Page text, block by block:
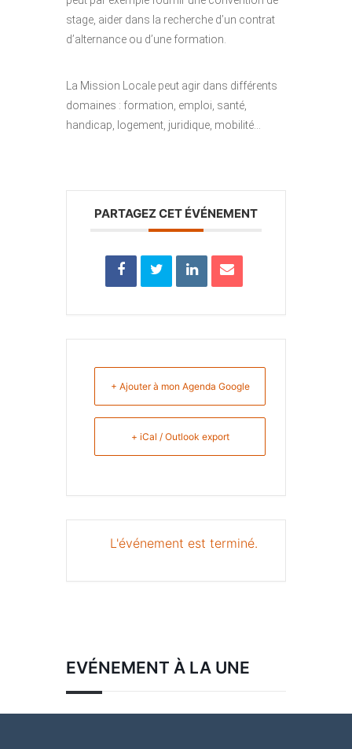
stage, aider dans la recherche d’un contrat
d’alternance ou d’une formation.
La Mission Locale peut agir dans différents
domaines : formation, emploi, santé,
handicap, logement, juridique, mobilité…
PARTAGEZ CET ÉVÉNEMENT
+ Ajouter à mon Agenda Google
+ iCal / Outlook export
L'événement est terminé.
EVÉNEMENT À LA UNE